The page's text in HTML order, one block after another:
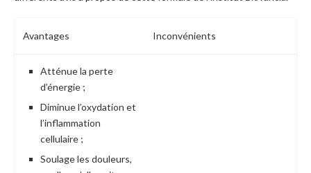
Avantages Inconvénients
Atténue la perte
d’énergie ;
Diminue l’oxydation et
l’inflammation
cellulaire ;
Soulage les douleurs,